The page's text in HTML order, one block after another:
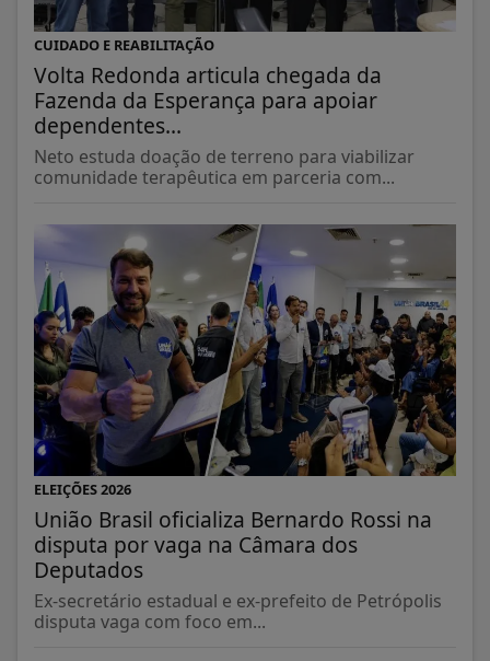
CUIDADO E REABILITAÇÃO
Volta Redonda articula chegada da
Fazenda da Esperança para apoiar
dependentes...
Neto estuda doação de terreno para viabilizar
comunidade terapêutica em parceria com...
ELEIÇÕES 2026
União Brasil oficializa Bernardo Rossi na
disputa por vaga na Câmara dos
Deputados
Ex-secretário estadual e ex-prefeito de Petrópolis
disputa vaga com foco em...